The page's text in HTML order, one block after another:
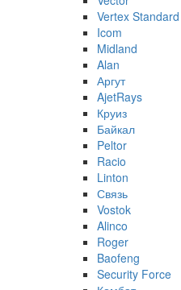
Vertex Standard
Icom
Midland
Alan
Аргут
AjetRays
Круиз
Байкал
Peltor
Racio
Linton
Связь
Vostok
Alinco
Roger
Baofeng
Security Force